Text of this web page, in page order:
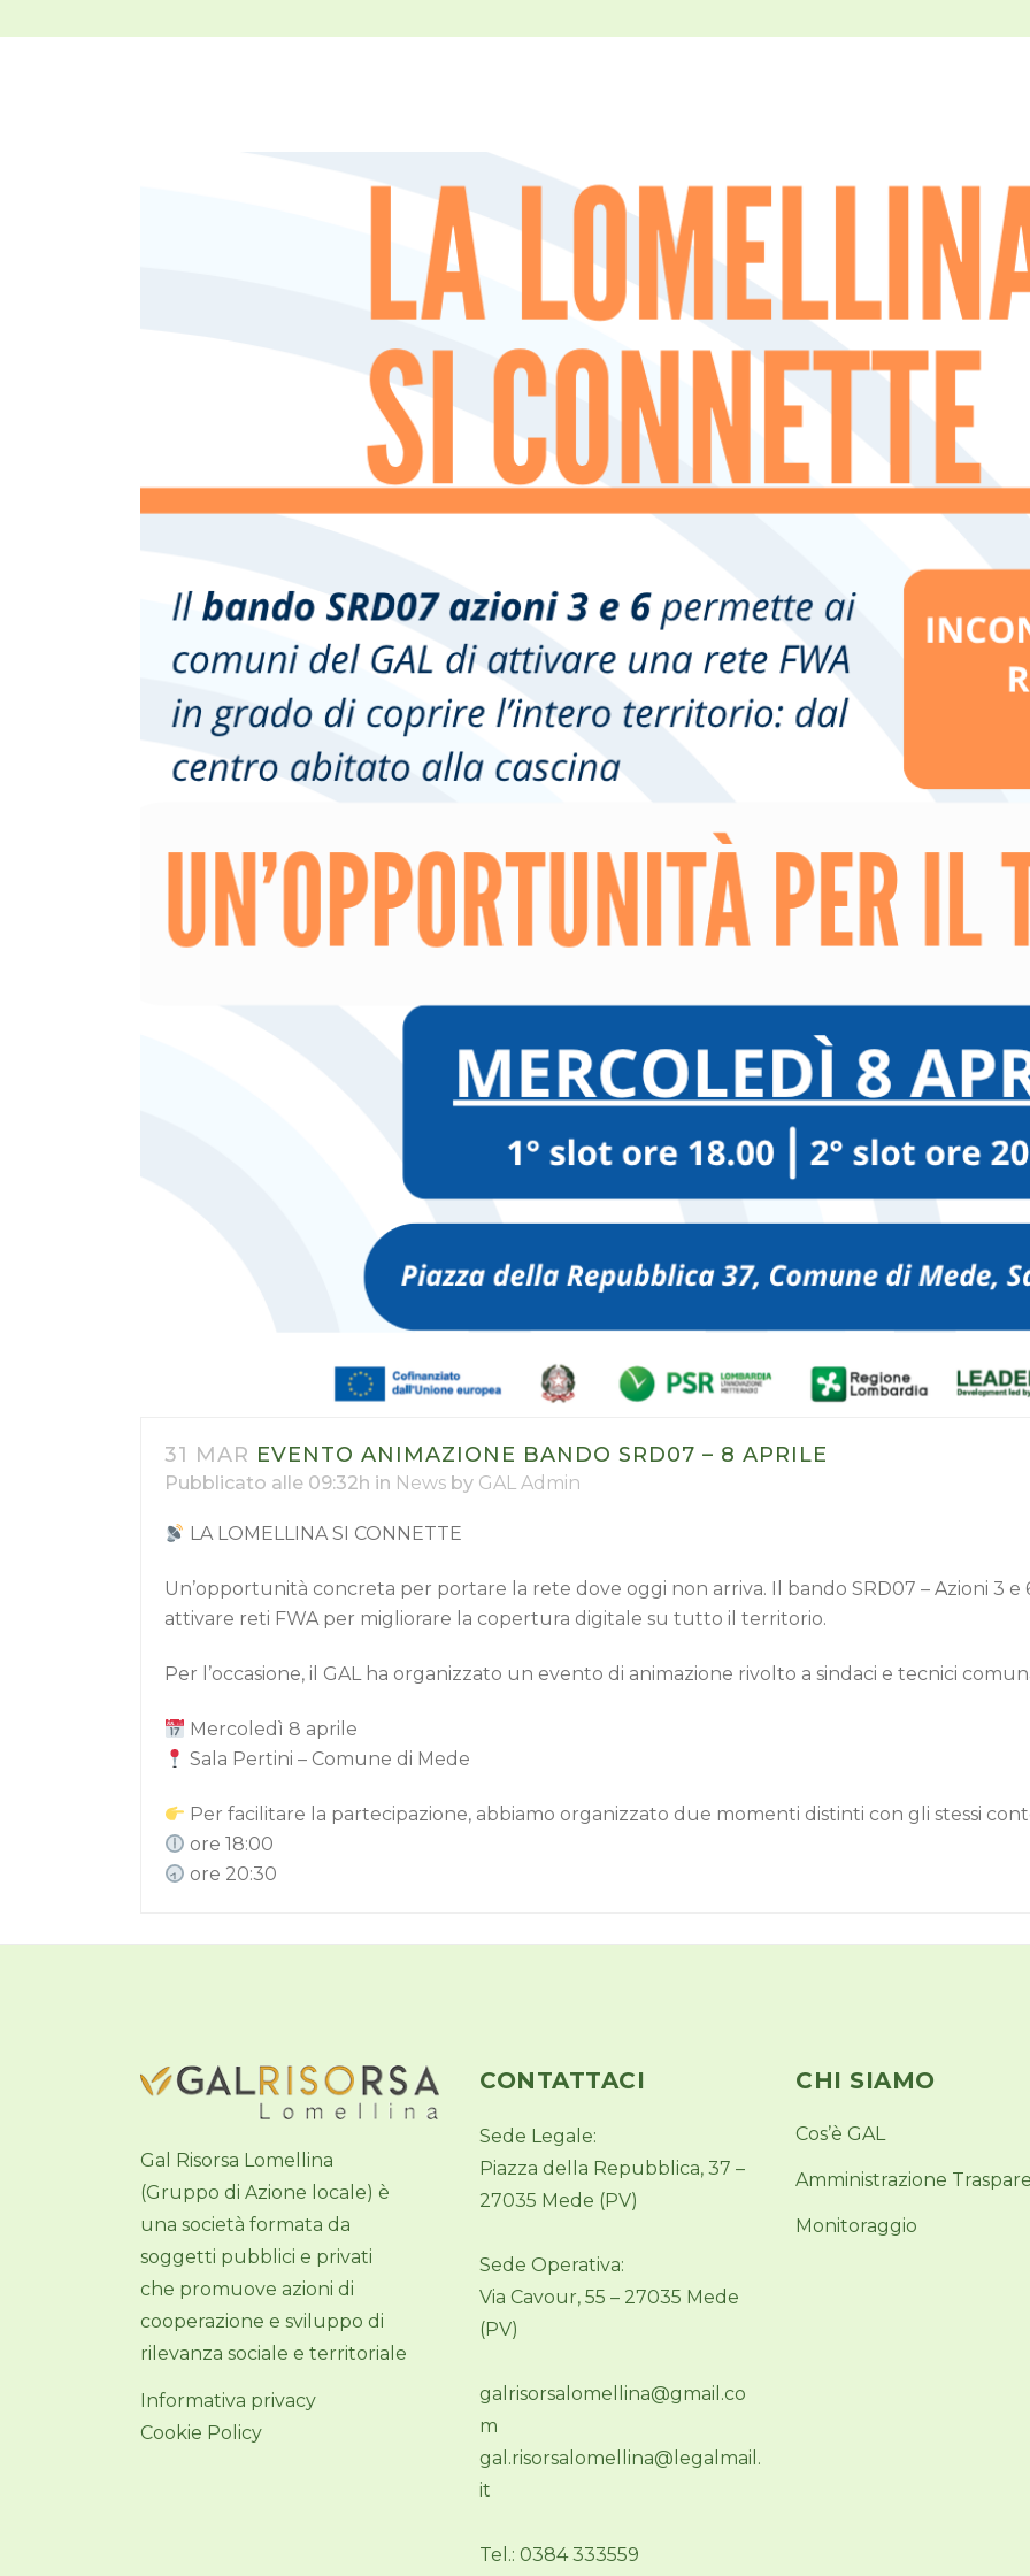
31 MAR EVENTO ANIMAZIONE BANDO SRD07 – 8 APRILE
Pubblicato alle 09:32h in News by GAL Admin
LA LOMELLINA SI CONNETTE
Un’opportunità concreta per portare la rete dove oggi non arriva. Il
bando SRD07 – Azioni 3 e
attivare reti FWA per migliorare la copertura digitale su tutto il territorio.
Per l’occasione, il GAL ha organizzato un evento di animazione rivolto a sindaci e tecnici
Mercoledì 8 aprile
Sala Pertini – Comune di Mede
Per facilitare la partecipazione, abbiamo organizzato due momenti distinti con gli stessi
ore 18:00
ore 20:30
Gal Risorsa Lomellina
(Gruppo di Azione locale) è
una società formata da
soggetti pubblici e privati
che promuove azioni di
cooperazione e sviluppo di
rilevanza sociale e territoriale
Informativa privacy
Cookie Policy
CONTATTACI
Sede Legale:
Piazza della Repubblica, 37 –
27035 Mede (PV)
Sede Operativa:
Via Cavour, 55 – 27035 Mede
(PV)
galrisorsalomellina@gmail.co
m
gal.risorsalomellina@legalmail.
it
Tel.: 0384 333559
CHI SIAMO
Cos’è GAL
Amministrazione
Monitoraggio
Riaperto il Bando “SRD04 – Investimenti non